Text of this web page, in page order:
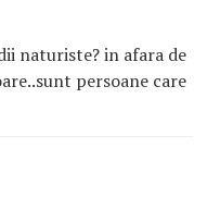
naturiste? in afara de
persoane care